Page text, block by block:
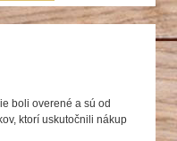
boli overené a sú od
ktorí uskutočnili nákup